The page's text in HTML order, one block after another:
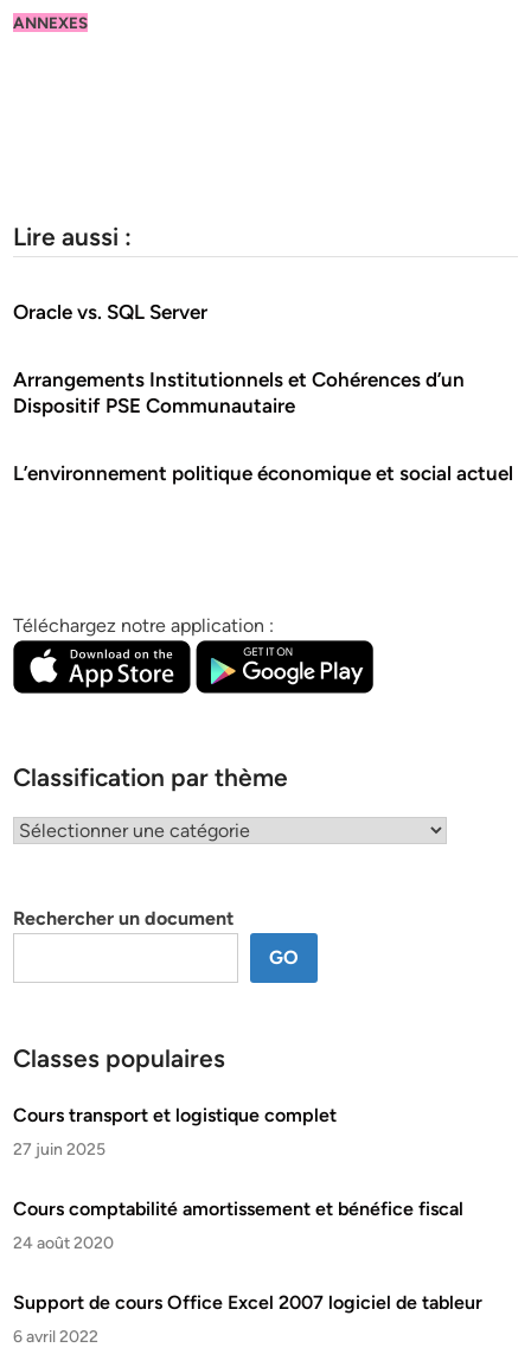
ANNEXES
Lire aussi :
Oracle vs. SQL Server
Arrangements Institutionnels et Cohérences d’un
Dispositif PSE Communautaire
L’environnement politique économique et social actuel
Téléchargez notre application :
Classification par thème
Classification
Rechercher un document
GO
Classes populaires
Cours transport et logistique complet
27 juin 2025
Cours comptabilité amortissement et bénéfice fiscal
24 août 2020
Support de cours Office Excel 2007 logiciel de tableur
6 avril 2022